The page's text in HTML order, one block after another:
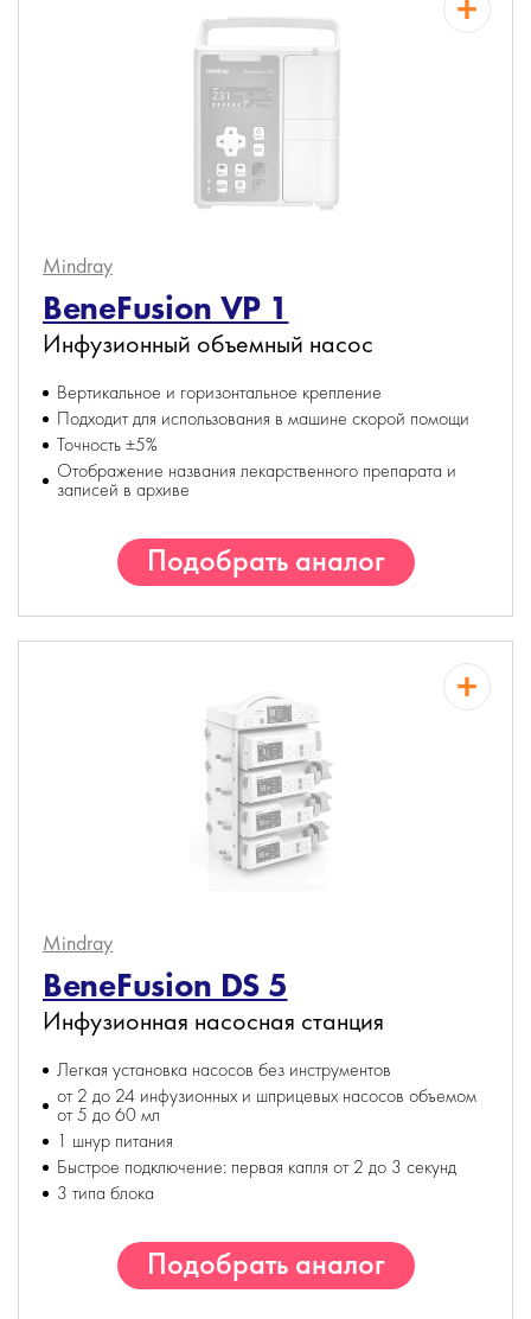
Mindray
BeneFusion VP 1
Инфузионный объемный насос
Вертикальное и горизонтальное крепление
Подходит для использования в машине скорой помощи
Точность ±5%
Отображение названия лекарственного препарата и
записей в архиве
Подобрать аналог
Mindray
BeneFusion DS 5
Инфузионная насосная станция
Легкая установка насосов без инструментов
от 2 до 24 инфузионных и шприцевых насосов объемом
от 5 до 60 мл
1 шнур питания
Быстрое подключение: первая капля от 2 до 3 секунд
3 типа блока
Подобрать аналог